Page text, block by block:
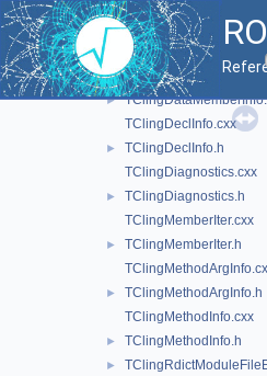
► TClingCallFunc.h
► TClingClassInfo.cxx
TClingClassInfo.h
►
TClingDeclInfo.cxx
►
TClingDeclInfo.h
TClingDiagnostics.cxx
►
TClingDiagnostics.h
TClingMemberIter.cxx
►
TClingMemberIter.h
►
TClingMethodArgInfo.h
TClingMethodInfo.cxx
► TClingMethodInfo.h
►